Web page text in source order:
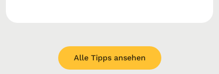
Alle Tipps ansehen